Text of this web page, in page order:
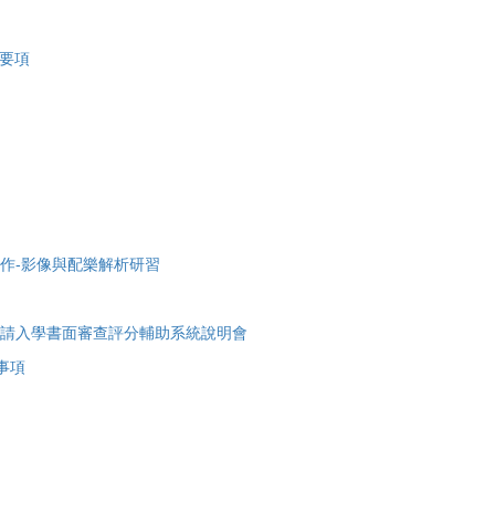
項
-影像與配樂解析研習
入學書面審查評分輔助系統說明會
項